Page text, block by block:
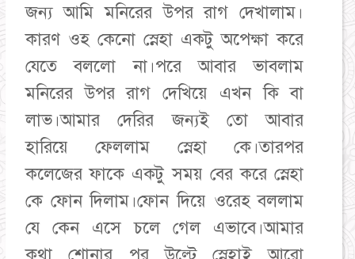
জন্য আমি মনিরের উপর রাগ দেখালাম।
কারণ ওহ কেনো স্নেহা একটু অপেক্ষা করে
যেতে বললো না।পরে আবার ভাবলাম
মনিরের উপর রাগ দেখিয়ে এখন কি বা
লাভ।আমার দেরির জন্যই তো আবার
হারিয়ে ফেললাম স্নেহা কে।তারপর
কলেজের ফাকে একটু সময় বের করে স্নেহা
কে ফোন দিলাম।ফোন দিয়ে ওরেহ বললাম
যে কেন এসে চলে গেল এভাবে।আমার